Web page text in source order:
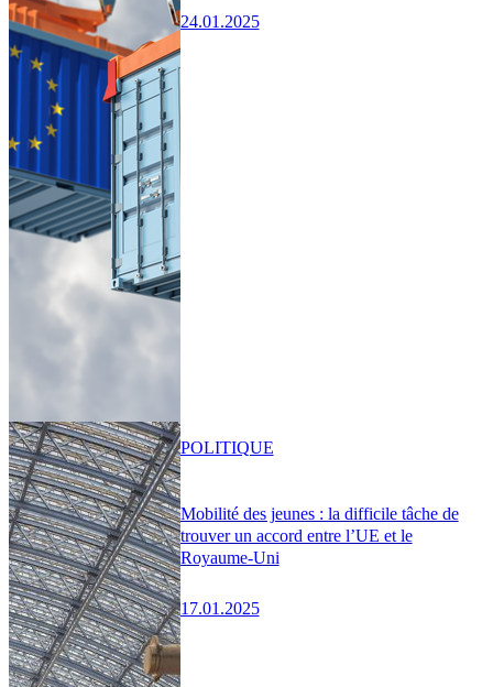
24.01.2025
Mobilité des jeunes : la difficile tâche de
trouver un accord entre l’UE et le
Royaume-Uni
17.01.2025
POLITIQUE